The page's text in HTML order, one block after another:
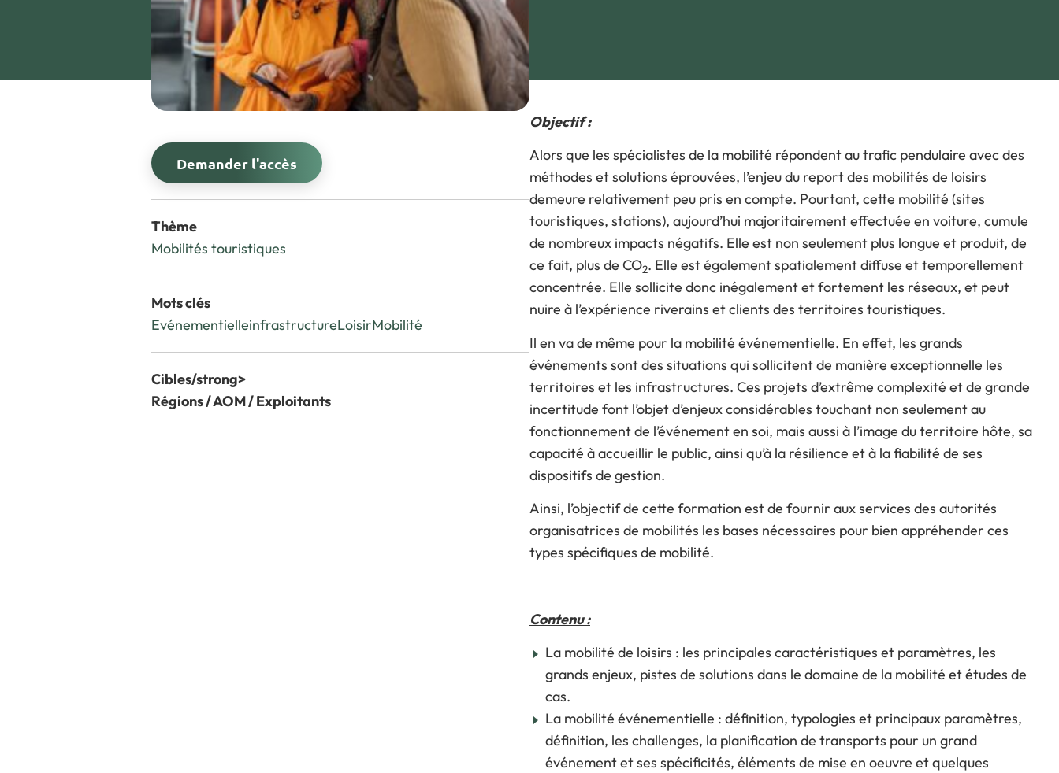
Visiter l’expo
Pourquoi exposer ?
FAQ Exposant
Objectif :
Alors que les spécialistes de la mobilité répondent au trafic pendulaire avec des
méthodes et solutions éprouvées, l’enjeu du report des mobilités de loisirs
demeure relativement peu pris en compte. Pourtant, cette mobilité (sites
touristiques, stations), aujourd’hui majoritairement effectuée en voiture, cumule
de nombreux impacts négatifs. Elle est non seulement plus longue et produit, de
ce fait, plus de CO2. Elle est également spatialement diffuse et temporellement
concentrée. Elle sollicite donc inégalement et fortement les réseaux, et peut
nuire à l’expérience riverains et clients des territoires touristiques.
Il en va de même pour la mobilité événementielle. En effet, les grands
événements sont des situations qui sollicitent de manière exceptionnelle les
territoires et les infrastructures. Ces projets d’extrême complexité et de grande
incertitude font l’objet d’enjeux considérables touchant non seulement au
fonctionnement de l’événement en soi, mais aussi à l’image du territoire hôte, sa
capacité à accueillir le public, ainsi qu’à la résilience et à la fiabilité de ses
dispositifs de gestion.
Ainsi, l’objectif de cette formation est de fournir aux services des autorités
organisatrices de mobilités les bases nécessaires pour bien appréhender ces
types spécifiques de mobilité.
Contenu :
La mobilité de loisirs : les principales caractéristiques et paramètres, les
grands enjeux, pistes de solutions dans le domaine de la mobilité et études de
cas.
La mobilité événementielle : définition, typologies et principaux paramètres,
définition, les challenges, la planification de transports pour un grand
événement et ses spécificités, éléments de mise en oeuvre et quelques
Demander l'accès
Thème
Mobilités touristiques
Mots clés
EvénementielleinfrastructureLoisirMobilité
Cibles/strong>
Régions / AOM / Exploitants